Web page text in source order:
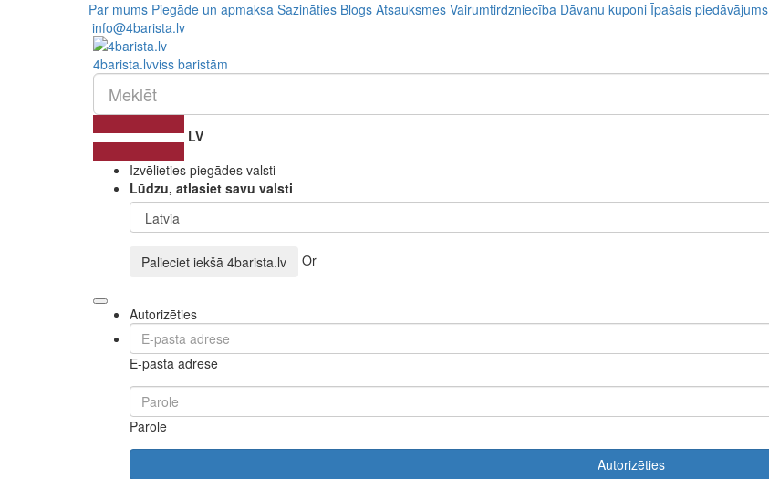
Par mums Piegāde un apmaksa Sazināties Blogs Atsauksmes Vairumtirdzniecība Dāvanu kuponi Īpašais piedāvājums
info@4barista.lv
4barista.lvviss baristām
LV
Izvēlieties piegādes valsti
Lūdzu, atlasiet savu valsti
Palieciet iekšā 4barista.lv Or
Autorizēties
E-pasta adrese
Parole
Autorizēties